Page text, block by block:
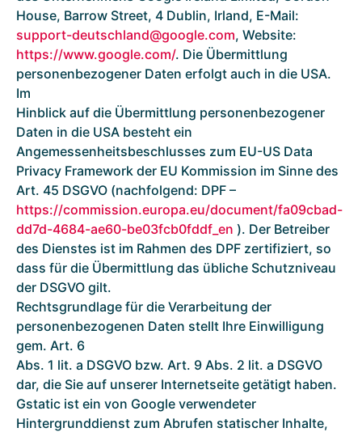
House, Barrow Street, 4 Dublin, Irland, E-Mail:
support-deutschland@google.com, Website:
https://www.google.com/. Die Übermittlung
personenbezogener Daten erfolgt auch in die USA.
Im
Hinblick auf die Übermittlung personenbezogener
Daten in die USA besteht ein
Angemessenheitsbeschlusses zum EU-US Data
Privacy Framework der EU Kommission im Sinne des
Art. 45 DSGVO (nachfolgend: DPF –
https://commission.europa.eu/document/fa09cbad-
dd7d-4684-ae60-be03fcb0fddf_en ). Der Betreiber
des Dienstes ist im Rahmen des DPF zertifiziert, so
dass für die Übermittlung das übliche Schutzniveau
der DSGVO gilt.
Rechtsgrundlage für die Verarbeitung der
personenbezogenen Daten stellt Ihre Einwilligung
gem. Art. 6
Abs. 1 lit. a DSGVO bzw. Art. 9 Abs. 2 lit. a DSGVO
dar, die Sie auf unserer Internetseite getätigt haben.
Gstatic ist ein von Google verwendeter
Hintergrunddienst zum Abrufen statischer Inhalte,